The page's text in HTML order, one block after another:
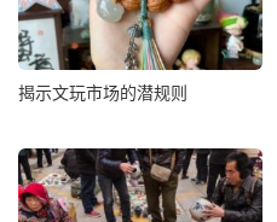
揭示文玩市场的潜规则